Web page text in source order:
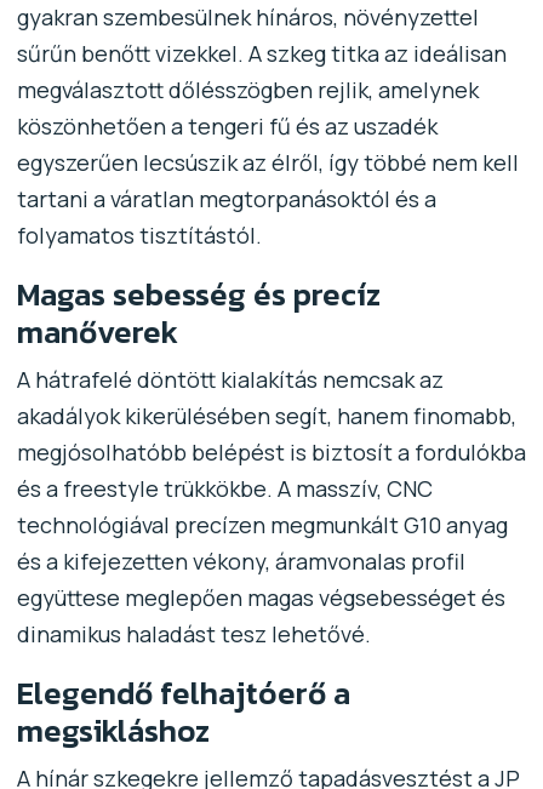
gyakran szembesülnek hínáros, növényzettel
sűrűn benőtt vizekkel. A szkeg titka az ideálisan
megválasztott dőlésszögben rejlik, amelynek
köszönhetően a tengeri fű és az uszadék
egyszerűen lecsúszik az élről, így többé nem kell
tartani a váratlan megtorpanásoktól és a
folyamatos tisztítástól.
Magas sebesség és precíz
manőverek
A hátrafelé döntött kialakítás nemcsak az
akadályok kikerülésében segít, hanem finomabb,
megjósolhatóbb belépést is biztosít a fordulókba
és a freestyle trükkökbe. A masszív, CNC
technológiával precízen megmunkált G10 anyag
és a kifejezetten vékony, áramvonalas profil
együttese meglepően magas végsebességet és
dinamikus haladást tesz lehetővé.
Elegendő felhajtóerő a
megsikláshoz
A hínár szkegekre jellemző tapadásvesztést a JP